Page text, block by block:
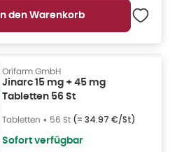
In den Warenkorb
Orifarm GmbH
Jinarc 15 mg + 45 mg
Tabletten 56 St
Tabletten • 56 St (= 34.97 €/St)
Sofort verfügbar